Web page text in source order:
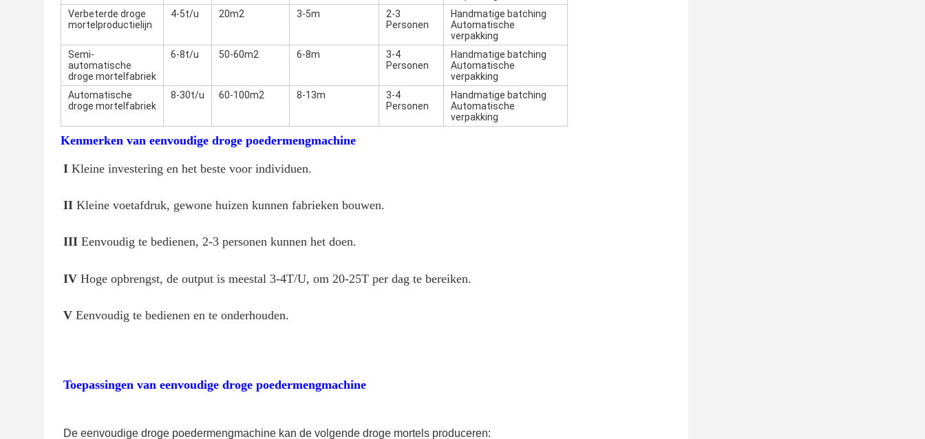
Verbeterde droge
mortelproductielijn
4-5t/u 20m2 3-5m
2-3
Personen
Handmatige batching
Automatische
verpakking
Semi-
automatische
droge mortelfabriek
6-8t/u 50-60m2 6-8m
3-4
Personen
Handmatige batching
Automatische
verpakking
Automatische
droge mortelfabriek
8-30t/u 60-100m2 8-13m
3-4
Personen
Handmatige batching
Automatische
verpakking
Kenmerken van eenvoudige droge poedermengmachine
I Kleine investering en het beste voor individuen.
II Kleine voetafdruk, gewone huizen kunnen fabrieken bouwen.
III Eenvoudig te bedienen, 2-3 personen kunnen het doen.
IV Hoge opbrengst, de output is meestal 3-4T/U, om 20-25T per dag te bereiken.
V Eenvoudig te bedienen en te onderhouden.
Toepassingen van eenvoudige droge poedermengmachine
De eenvoudige droge poedermengmachine kan de volgende droge mortels produceren: